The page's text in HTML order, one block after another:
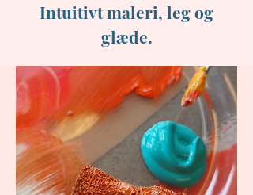
Intuitivt maleri, leg og
glæde.